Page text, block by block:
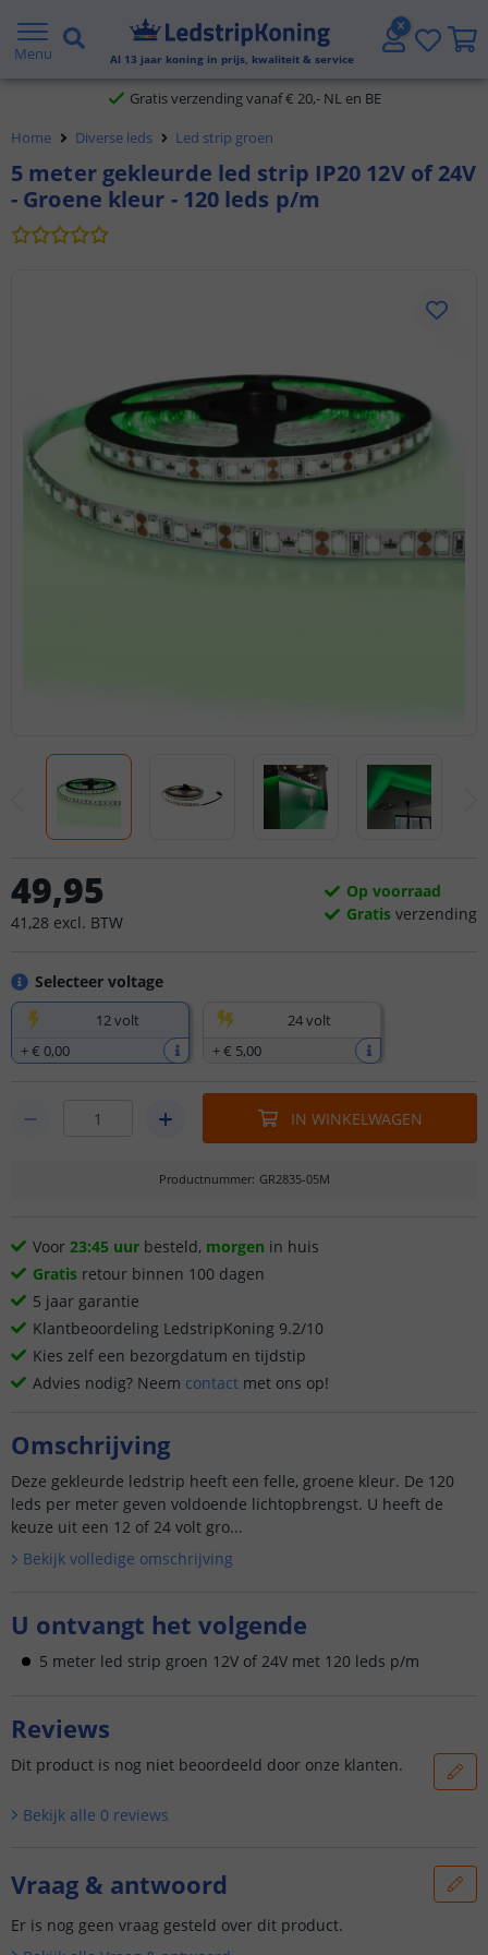
Menu Al 13 jaar koning in prijs, kwaliteit & service
5 jaar garantie
Gratis verzending vanaf € 20,- NL en BE
Klantbeoordeling 9.1
Voor 23:45 uur besteld,morgen in huis
Home Diverse leds Led strip groen
5 meter gekleurde led strip IP20 12V of 24V
- Groene kleur - 120 leds p/m
Selecteer voltage
12 volt
+€ 0,00
24 volt
+€ 5,00
49,95
41 ,28 excl. BTW
Op voorraad
Gratis verzending
IN WINKELWAGEN
Productnummer: GR2835-05M
Voor 23:45 uur besteld, morgen in huis
Gratis retour binnen 100 dagen
5 jaar garantie
Klantbeoordeling LedstripKoning 9.2/10
Kies zelf een bezorgdatum en tijdstip
Advies nodig? Neem contact met ons op!
Omschrijving
Deze gekleurde ledstrip heeft een felle, groene kleur. De 120
leds per meter geven voldoende lichtopbrengst. U heeft de
keuze uit een 12 of 24 volt gro...
Bekijk volledige omschrijving
U ontvangt het volgende
5 meter led strip groen 12V of 24V met 120 leds p/m
Reviews
Dit product is nog niet beoordeeld door onze klanten.
Bekijk alle 0 reviews
Vraag & antwoord
Er is nog geen vraag gesteld over dit product.